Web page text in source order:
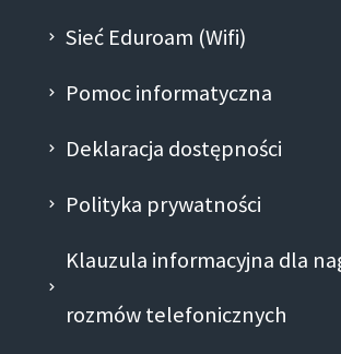
Sieć Eduroam (Wifi)
Pomoc informatyczna
Deklaracja dostępności
Polityka prywatności
Klauzula informacyjna dla
rozmów telefonicznych